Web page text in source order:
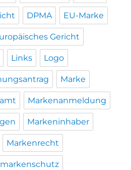
DPMA EU-Marke
Gericht
Links Logo
Marke
Markenanmeldung
Markeninhaber
Markenrecht
markenschutz